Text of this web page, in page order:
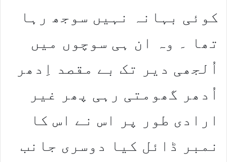
کوئی بہانہ نہیں سوجھ رہا
تھا ۔ وہ ان ہی سوچوں میں
اُلجھی دیر تک بے مقصد اِدھر
اُدھر گھومتی رہی پھر غیر
ارادی طور پر اس نے اس کا
نمبر ڈائل کیا دوسری جانب